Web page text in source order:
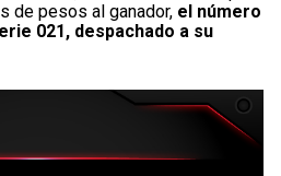
de pesos al ganador, el número
021, despachado a su